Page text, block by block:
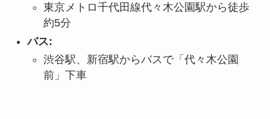
東京メトロ千代田線代々木公園駅から徒歩
約5分
バス:
渋谷駅、新宿駅からバスで「代々木公園
前」下車